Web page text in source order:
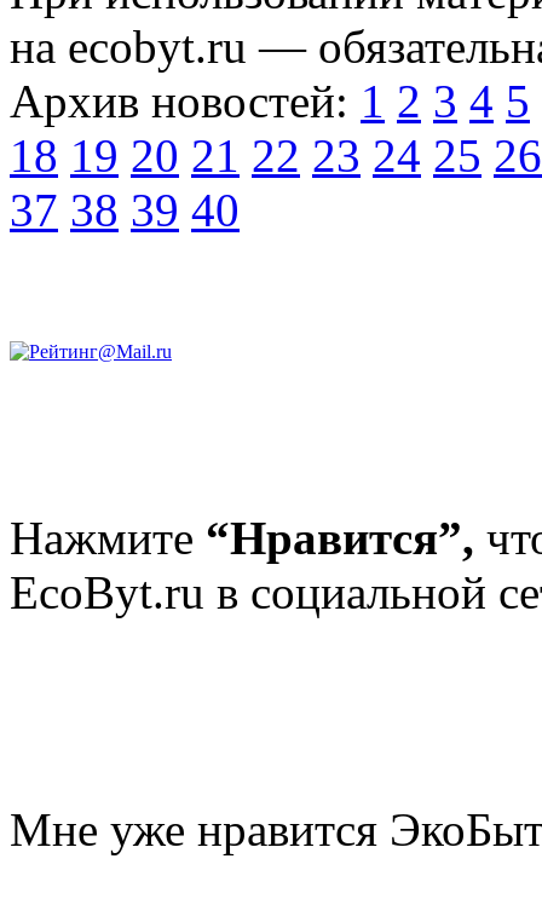
на ecobyt.ru —
Архив новостей: 1 2 3 4 5
18 19 20 21 22 23 24 25 26
37 38 39 40
Нажмите “Нравится”,
EcoByt.ru в социальной
Мне уже нравится